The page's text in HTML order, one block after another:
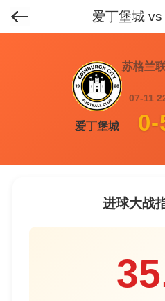
爱丁堡城
排行榜> 进球大
爱丁堡城
苏格兰
07-11
0-
进球大战